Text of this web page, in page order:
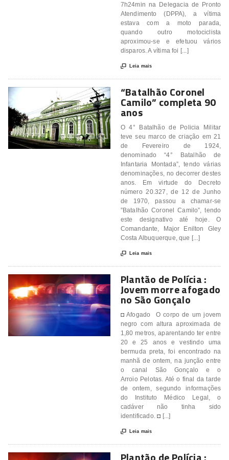
7h24min na Delegacia de Pronto
Atendimento (DPPA), a vítima
estava com a moto parada,
quando outro motociclista
aproximou-se e efetuou vários
disparos. A vítima foi [...]
 Leia mais
“Batalhão Coronel
Camilo” completa 90
anos
O 4° Batalhão de Policia Militar
teve seu marco de criação em 21
de Fevereiro de 1924,
denominado “4° Batalhão de
Infantaria Montada”, tendo várias
denominações, no decorrer destes
anos. Em virtude do Decreto
número 20.327, de 12 de Junho
de 1970, passou a chamar-se
”Batalhão Coronel Camilo”, tendo
este designativo até hoje. O
Comandante, Major Enilton Gley
Costa Albuquerque, que [...]
 Leia mais
Plantão de Polícia :
Jovem morre afogado
no São Gonçalo
◘ Afogado O corpo de um jovem
negro com altura aproximada de
1,80 metros, aparentando ter entre
20 e 25 anos e vestindo uma
bermuda preta, foi encontrado na
manhã de ontem, na junção entre
o canal São Gonçalo e o
Arroio Pelotas. Até o final da tarde
de ontem, segundo informações
do Instituto Médico Legal, o
cadáver não tinha sido
identificado. ◘ [...]
 Leia mais